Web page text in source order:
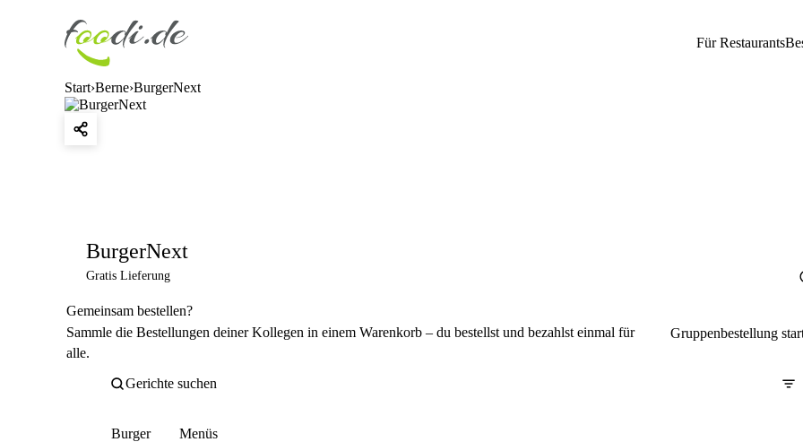
Für Restaurants
Start Berne BurgerNext
BurgerNext
Gratis Lieferung
Gemeinsam bestellen?
Sammle die Bestellungen deiner Kollegen in einem Warenkorb – du bestellst und bezahlst einmal für
alle.
Gruppenbestellung
Burger Menüs